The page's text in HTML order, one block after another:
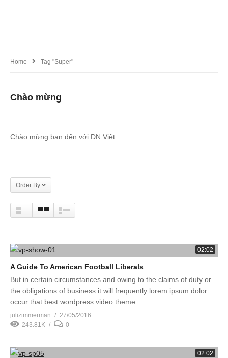
Home Tag "super"
Chào mừng
Chào mừng bạn đến với DN Việt
Order By
02:02
A Guide To American Football Liberals
But in certain circumstances and owing to the claims of duty or
the obligations of business it will frequently lorem ipsum dolor
occur that best wordpress video theme.
julizimmerman
27/05/2016
243.81K
0
02:02